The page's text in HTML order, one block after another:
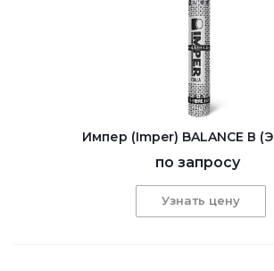
Импер (Imper) BALANCE В
по запросу
Узнать цену